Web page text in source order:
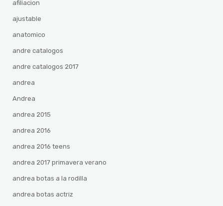
afiliacion
ajustable
anatomico
andre catalogos
andre catalogos 2017
andrea
Andrea
andrea 2015
andrea 2016
andrea 2016 teens
andrea 2017 primavera verano
andrea botas a la rodilla
andrea botas actriz